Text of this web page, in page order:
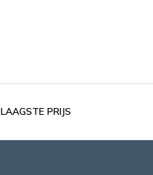
LAAGSTE PRIJS